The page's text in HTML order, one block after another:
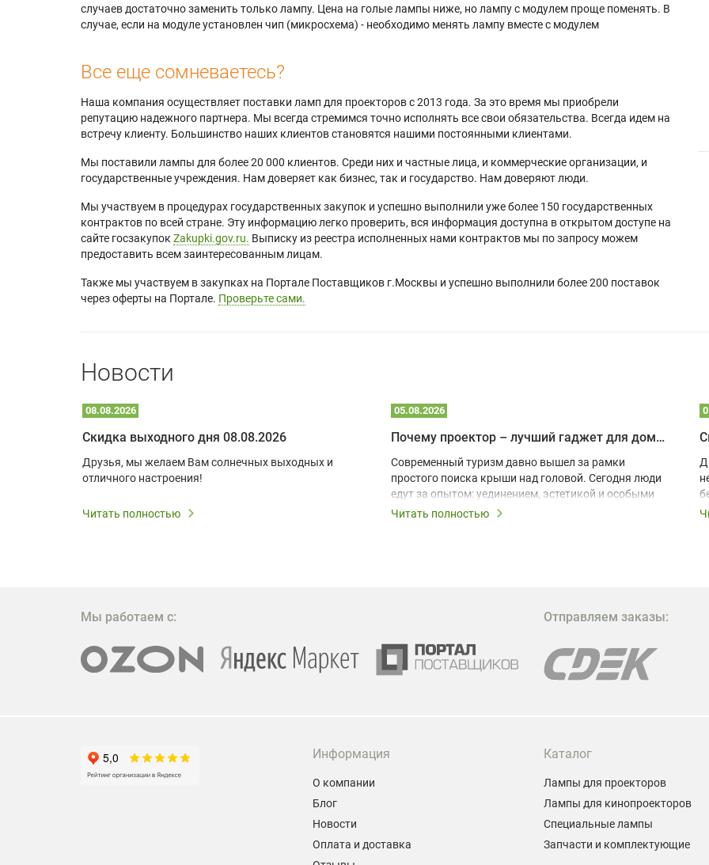
случаев достаточно заменить только лампу. Цена на голые лампы ниже, но лампу с модулем проще поменять. В
случае, если на модуле установлен чип (микросхема) - необходимо менять лампу вместе с модулем
Все еще сомневаетесь?
Наша компания осуществляет поставки ламп для проекторов с 2013 года. За это время мы приобрели
репутацию надежного партнера. Мы всегда стремимся точно исполнять все свои обязательства. Всегда идем на
встречу клиенту. Большинство наших клиентов становятся нашими постоянными клиентами.
Мы поставили лампы для более 20 000 клиентов. Среди них и частные лица, и коммерческие организации, и
государственные учреждения. Нам доверяет как бизнес, так и государство. Нам доверяют люди.
Мы участвуем в процедурах государственных закупок и успешно выполнили уже более 150 государственных
контрактов по всей стране. Эту информацию легко проверить, вся информация доступна в открытом доступе на
сайте госзакупок Zakupki.gov.ru. Выписку из реестра исполненных нами контрактов мы по запросу можем
предоставить всем заинтересованным лицам.
Также мы участвуем в закупках на Портале Поставщиков г.Москвы и успешно выполнили более 200 поставок
через оферты на Портале. Проверьте сами.
Новости
08.08.2026
Скидка выходного дня 08.08.2026
Друзья, мы желаем Вам солнечных выходных и
отличного настроения!
Читать полностью
05.08.2026
Почему проектор – лучший гаджет для домика в глэмпинге
Современный туризм давно вышел за рамки
простого поиска крыши над головой. Сегодня люди
едут за опытом: уединением, эстетикой и особыми
ощущениями. Владельцы A-frame домов,
эффективных и бюджетных способов стать
проектора.
Читать полностью
Мы работаем с: Отправляем заказы:
Информация
О компании
Блог
Новости
Оплата и доставка
Каталог
Лампы для проекторов
Лампы для кинопроекторов
Специальные лампы
Запчасти и комплектующие